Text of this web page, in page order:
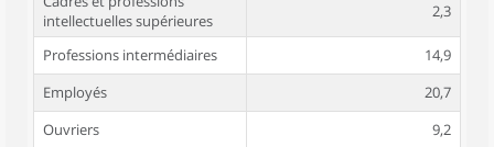
intellectuelles supérieures
2,3
Professions intermédiaires
14,9
Employés
20,7
Ouvriers
9,2